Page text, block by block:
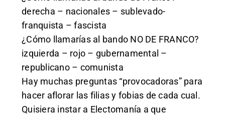
derecha – nacionales – sublevado-
franquista – fascista
¿Cómo llamarías al bando NO DE FRANCO?
izquierda – rojo – gubernamental –
republicano – comunista
Hay muchas preguntas “provocadoras” para
hacer aflorar las filias y fobias de cada cual.
Quisiera instar a Electomanía a que